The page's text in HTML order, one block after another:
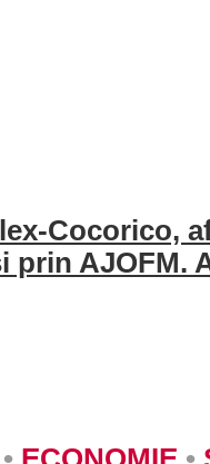
Cocorico,
AJOFM.